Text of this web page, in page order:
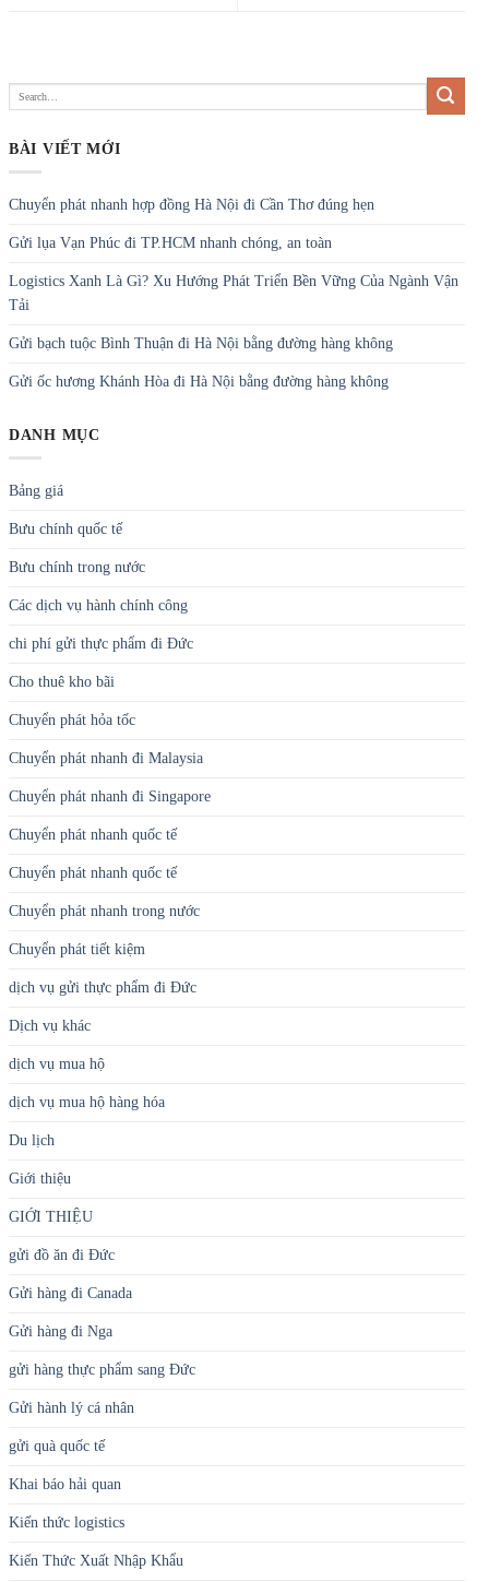
BÀI VIẾT MỚI
Chuyển phát nhanh hợp đồng Hà Nội đi Cần Thơ đúng hẹn
Gửi lụa Vạn Phúc đi TP.HCM nhanh chóng, an toàn
Logistics Xanh Là Gì? Xu Hướng Phát Triển Bền Vững Của Ngành Vận
Tải
Gửi bạch tuộc Bình Thuận đi Hà Nội bằng đường hàng không
Gửi ốc hương Khánh Hòa đi Hà Nội bằng đường hàng không
DANH MỤC
Bảng giá
Bưu chính quốc tế
Bưu chính trong nước
Các dịch vụ hành chính công
chi phí gửi thực phẩm đi Đức
Cho thuê kho bãi
Chuyển phát hỏa tốc
Chuyển phát nhanh đi Malaysia
Chuyển phát nhanh đi Singapore
Chuyển phát nhanh quốc tế
Chuyển phát nhanh quốc tế
Chuyển phát nhanh trong nước
Chuyển phát tiết kiệm
dịch vụ gửi thực phẩm đi Đức
Dịch vụ khác
dịch vụ mua hộ
dịch vụ mua hộ hàng hóa
Du lịch
Giới thiệu
GIỚI THIỆU
gửi đồ ăn đi Đức
Gửi hàng đi Canada
Gửi hàng đi Nga
gửi hàng thực phẩm sang Đức
Gửi hành lý cá nhân
gửi quà quốc tế
Khai báo hải quan
Kiến thức logistics
Kiến Thức Xuất Nhập Khẩu